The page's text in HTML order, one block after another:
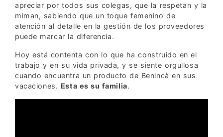
apreciar por todos sus colegas, que la respetan y la
miman, sabiendo que un toque femenino de
atención al detalle en la gestión de los proveedores
puede marcar la diferencia.
Hoy está contenta con lo que ha construido en el
trabajo y en su vida privada, y se siente orgullosa
cuando encuentra un producto de Benincà en sus
vacaciones. Esta es su familia.